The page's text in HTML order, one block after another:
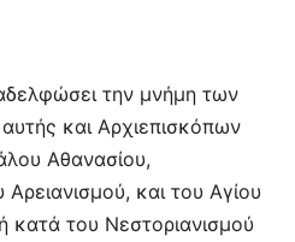
την μνήμη των
και Αρχιεπισκόπων
Αθανασίου,
και του Αγίου
κατά του Νεστοριανισμού